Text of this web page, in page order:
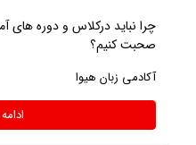
چرا نباید درکلاس و دوره های
صحبت کنیم؟
آکادمی زبان هیوا